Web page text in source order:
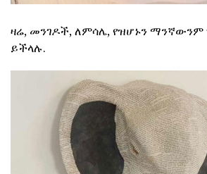
ዛሬ, መንገዶች, ለምሳሌ, የዝሆኑን ማንኛውንም
ይችላሉ.